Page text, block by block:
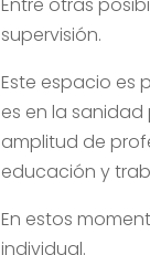
Entre otras
supervisión.
Este espacio es
es en la
amplitud de
educación y
En estos
individual.